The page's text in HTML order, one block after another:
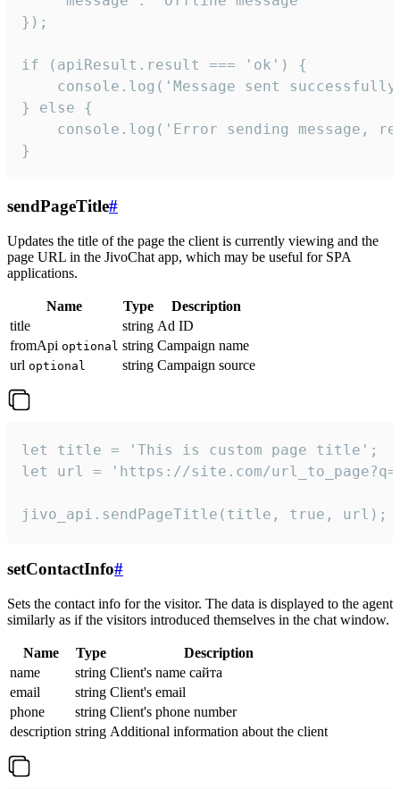
});
if (apiResult.result === 'ok') {
console.log('Message sent
} else {
console.log('Error sending message,
}
sendPageTitle#
Updates the title of the page the client is currently viewing and the
page URL in the JivoChat app, which may be useful for SPA
applications.
Name Type
Description
title
string Ad ID
fromApi optional string Campaign name
url optional string Campaign source
let title = 'This is custom page title';
let url = 'https://site.com/
jivo_api.sendPageTitle(title, true, url);
setContactInfo#
Sets the contact info for the visitor. The data is displayed to the agent
similarly as if the visitors introduced themselves in the chat window.
Name Type
Description
name
string Client's name сайта
email
string Client's email
phone
string Client's phone number
description string Additional information about the client